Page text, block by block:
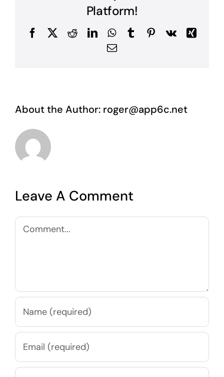
Platform!
FacebookRedditLinkedInWhatsApp
TumblrPinterest
Vk
Xing
Email
About the Author: roger@app6c.net
Leave A Comment
Comment